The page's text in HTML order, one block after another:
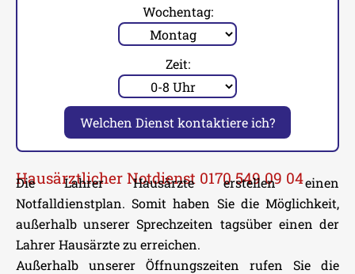
Wochentag:
Zeit:
Welchen Dienst kontaktiere ich?
Hausärztlicher Notdienst 0170 549 09 04
Die Lahrer Hausärzte erstellen einen
Notfalldienstplan. Somit haben Sie die Möglichkeit,
außerhalb unserer Sprechzeiten tagsüber einen der
Lahrer Hausärzte zu erreichen.
Außerhalb unserer Öffnungszeiten rufen Sie die